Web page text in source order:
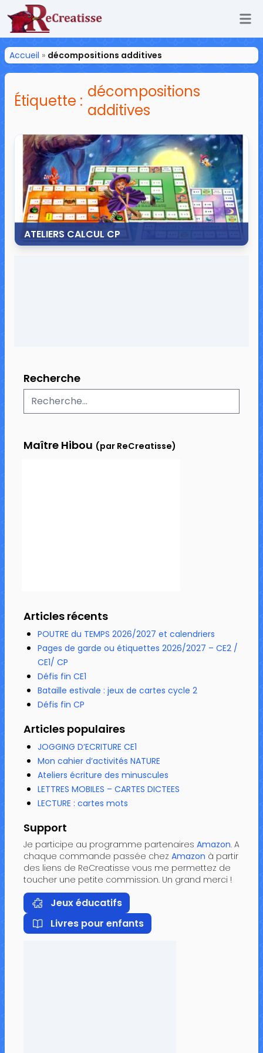
ReCreatisse
Accueil » décompositions additives
Étiquette : décompositions
additives
ATELIERS CALCUL CP
Recherche
Maître Hibou (par ReCreatisse)
Articles récents
POUTRE du TEMPS 2026/2027 et calendriers
Pages de garde ou étiquettes 2026/2027 – CE2 /
CE1/ CP
Défis fin CE1
Bataille estivale : jeux de cartes cycle 2
Défis fin CP
Articles populaires
JOGGING D’ECRITURE CE1
Mon cahier d’activités NATURE
Ateliers écriture des minuscules
LETTRES MOBILES – CARTES DICTEES
LECTURE : cartes mots
Support
Je participe au programme partenaires Amazon. A
chaque commande passée chez Amazon à partir
des liens de ReCreatisse vous me permettez de
toucher une petite commission. Un grand merci !
Jeux éducatifs
Livres pour enfants